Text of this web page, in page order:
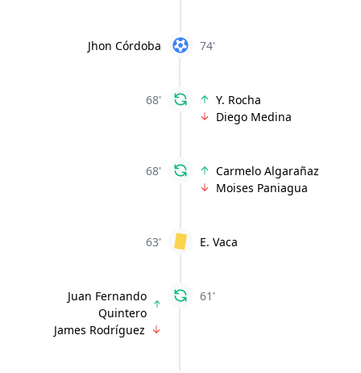
74'
Jhon Córdoba
68'
Y. Rocha
Diego Medina
68'
Carmelo Algarañaz
Moises Paniagua
63' E. Vaca
61'
Juan Fernando
Quintero
James Rodríguez